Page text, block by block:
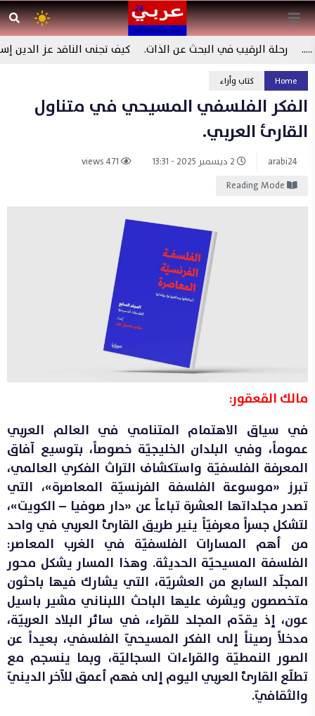
رحلة الرقيب في البحث عن الذات. كيف تجنى الناقد عز الدين
Home كتاب وأراء
الفكر الفلسفي المسيحي في متناول
القارئ العربي.
arabi24
مالك القعقور:
في سياق الاهتمام المتنامي في العالم العربي
عموماً، وفي البلدان الخليجيّة خصوصاً، بتوسيع آفاق
المعرفة الفلسفيّة واستكشاف التراث الفكري العالمي،
تبرز «موسوعة الفلسفة الفرنسيّة المعاصرة»، التي
تصدر مجلداتها العشرة تباعاً عن «دار صوفيا – الكويت»،
لتشكل جسراً معرفيّاً ينير طريق القارئ العربي في واحد
من أهم المسارات الفلسفيّة في الغرب المعاصر:
الفلسفة المسيحيّة الحديثة. وهذا المسار يشكل محور
المجلّد السابع من العشريّة، التي يشارك فيها باحثون
متخصصون ويشرف عليها الباحث اللبناني مشير باسيل
عون، إذ يقدّم المجلد للقراء، في سائر البلاد العربيّة،
مدخلاً رصيناً إلى الفكر المسيحيّ الفلسفي، بعيداً عن
الصور النمطيّة والقراءات السجاليّة، وبما ينسجم مع
تطلّع القارئ العربي اليوم إلى فهم أعمق للآخر الدينيّ
والثقافيّ.